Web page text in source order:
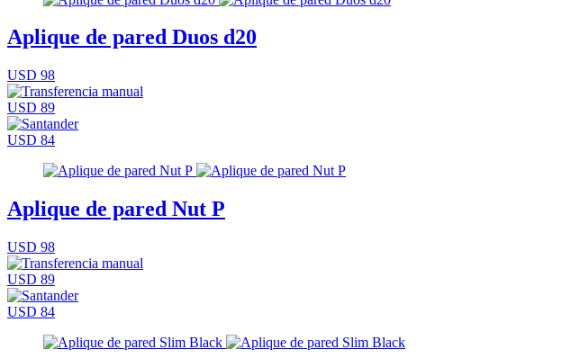
Aplique de pared Duos d20
USD 98
USD 89
USD 84
Aplique de pared Nut P
USD 98
USD 89
USD 84